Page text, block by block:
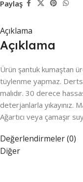
Paylaş
Açıklama
Açıklama
Ürün şantuk kumaştan
tüylenme yapmaz.
malıdır. 30 derece
deterjanlarla yıkayınız.
Ağartıcı veya çamaşır
Değerlendirmeler (0)
Diğer